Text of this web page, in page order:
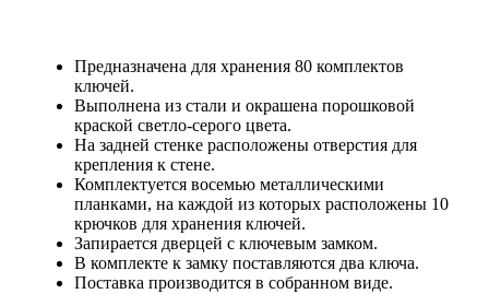
Предназначена для хранения 80 комплектов
ключей.
Выполнена из стали и окрашена порошковой
краской светло-серого цвета.
На задней стенке расположены отверстия для
крепления к стене.
Комплектуется восемью металлическими
планками, на каждой из которых расположены 10
крючков для хранения ключей.
Запирается дверцей с ключевым замком.
В комплекте к замку поставляются два ключа.
Поставка производится в собранном виде.